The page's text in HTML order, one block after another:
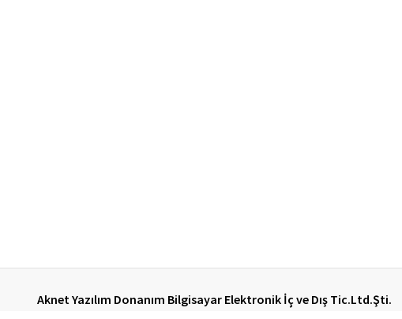
Aknet Yazılım Donanım Bilgisayar Elektronik İç ve Dış Tic.Ltd.Şti.